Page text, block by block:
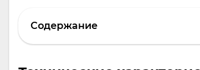
Содержание